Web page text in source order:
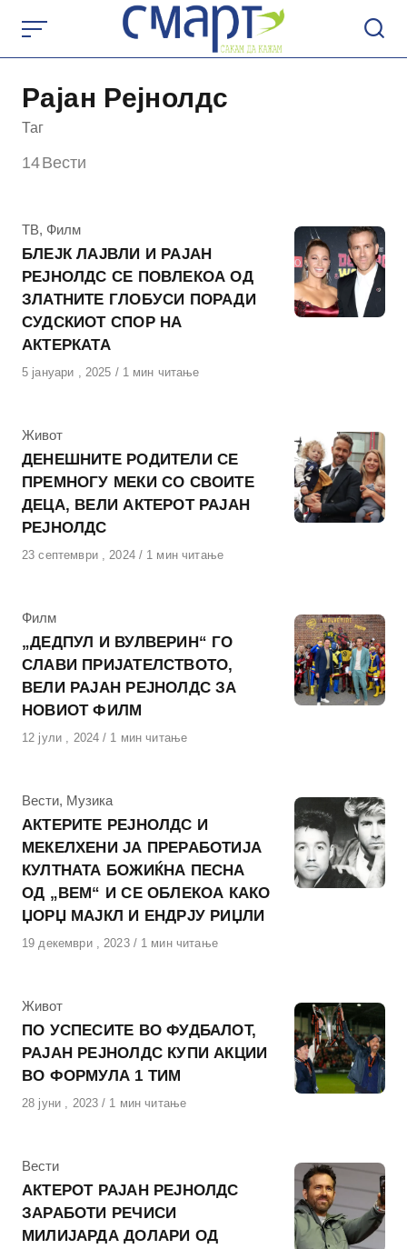
content
Рајан Рејнолдс
Таг
14Вести
КАтегорија
ТВ, Филм
БЛЕЈК ЛАЈВЛИ И РАЈАН
РЕЈНОЛДС СЕ ПОВЛЕКОА ОД
ЗЛАТНИТЕ ГЛОБУСИ ПОРАДИ
СУДСКИОТ СПОР НА
АКТЕРКАТА
Објавено
5 јануари , 2025 1 мин читање
КАтегорија
Живот
ДЕНЕШНИТЕ РОДИТЕЛИ СЕ
ПРЕМНОГУ МЕКИ СО СВОИТЕ
ДЕЦА, ВЕЛИ АКТЕРОТ РАЈАН
РЕЈНОЛДС
Објавено
23 септември , 2024 1 мин читање
КАтегорија
Филм
„ДЕДПУЛ И ВУЛВЕРИН“ ГО
СЛАВИ ПРИЈАТЕЛСТВОТО,
ВЕЛИ РАЈАН РЕЈНОЛДС ЗА
НОВИОТ ФИЛМ
Објавено
12 јули , 2024 1 мин читање
КАтегорија
Вести, Музика
АКТЕРИТЕ РЕЈНОЛДС И
МЕКЕЛХЕНИ ЈА ПРЕРАБОТИЈА
КУЛТНАТА БОЖИЌНА ПЕСНА
ОД „ВЕМ“ И СЕ ОБЛЕКОА КАКО
ЏОРЏ МАЈКЛ И ЕНДРЈУ РИЏЛИ
Објавено
19 декември , 2023 1 мин читање
КАтегорија
Живот
ПО УСПЕСИТЕ ВО ФУДБАЛОТ,
РАЈАН РЕЈНОЛДС КУПИ АКЦИИ
ВО ФОРМУЛА 1 ТИМ
Објавено
28 јуни , 2023 1 мин читање
КАтегорија
Вести
АКТЕРОТ РАЈАН РЕЈНОЛДС
ЗАРАБОТИ РЕЧИСИ
МИЛИЈАРДА ДОЛАРИ ОД